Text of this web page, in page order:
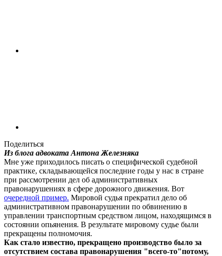
Поделиться
Из блога адвоката Антона Железняка
Мне уже приходилось писать о специфической судебной
практике, складывающейся последние годы у нас в стране
при рассмотрении дел об административных
правонарушениях в сфере дорожного движения. Вот
очередной пример. Мировой судья прекратил дело об
административном правонарушении по обвинению в
управлении транспортным средством лицом, находящимся в
состоянии опьянения. В результате мировому судье были
прекращены полномочия.
Как стало известно, прекращено производство было за
отсутствием состава правонарушения "всего-то"потому,